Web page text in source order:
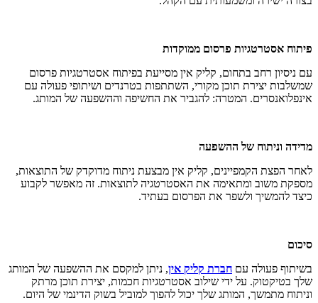
פיתוח אסטרטגיות פרסום ממוקדות
עם ניסיון רחב בתחום, קליק אין מסייעת בפיתוח אסטרטגיות פרסום
שמשלבות יצירת תוכן מקורי, השתתפות בטרנדים ושיתופי פעולה עם
אינפלואנסרים. המטרה: להגביר את החשיפה וההשפעה של המותג.
מדידה וניתוח של ההשפעה
לאחר הפצת הקמפיינים, קליק אין מבצעת ניתוח מדוקדק של התוצאות,
מספקת משוב ומתאימה את האסטרטגיה לתוצאות. זה מאפשר לקבוע
כיצד להמשיך ולשפר את הפרסום בעתיד.
סיכום
בשיתוף פעולה עם חברת קליק אין, ניתן למקסם את ההשפעה של המותג
שלך בטיקטוק. על ידי שילוב אסטרטגיות חכמות, יצירת תוכן מרתק
וניתוח מתמשך, המותג שלך יכול להפוך למוביל בשוק הדינמי של היום.